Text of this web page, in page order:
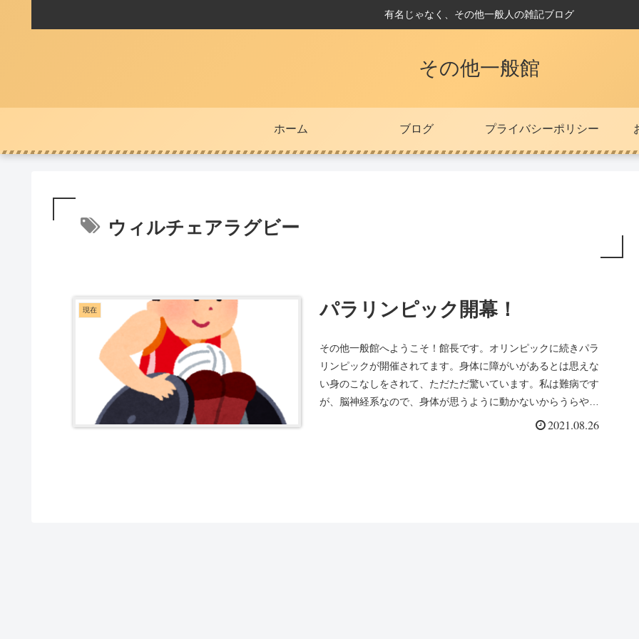
有名じゃなく、その他一般人の雑記ブログ
その他一般館
ホーム ブログ プライバシーポリシー
ウィルチェアラグビー
現在 パラリンピック開幕！
その他一般館へようこそ！館長です。オリンピックに続きパラ
リンピックが開催されてます。身体に障がいがあるとは思えな
い身のこなしをされて、ただただ驚いています。私は難病です
が、脳神経系なので、身体が思うように動かないからうらやま
2021.08.26